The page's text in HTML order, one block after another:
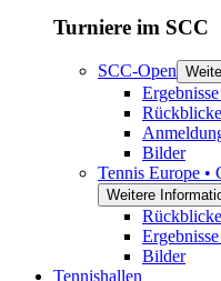
Turniere im SCC
SCC-Open
Bilder
Tennis Europe •
Weitere
Bilder
Tennishallen